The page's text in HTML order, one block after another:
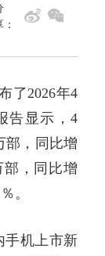
了2026年4
告显示，4
部，同比增
部，同比增
。
机上市新